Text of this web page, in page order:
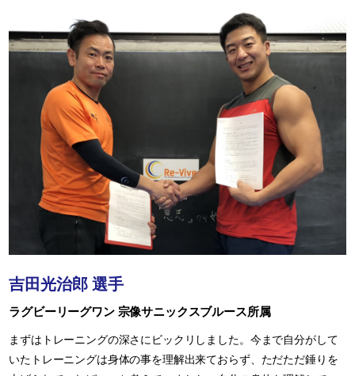
吉田光治郎 選手
ラグビーリーグワン 宗像サニックスブルース所属
まずはトレーニングの深さにビックリしました。今まで自分がして
いたトレーニングは身体の事を理解出来ておらず、ただただ錘りを